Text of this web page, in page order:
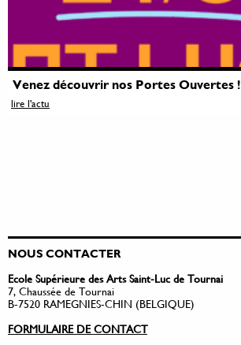
Venez découvrir nos Portes Ouvertes !
lire l'actu
NOUS CONTACTER
Ecole Supérieure des Arts Saint-Luc de Tournai
7, Chaussée de Tournai
B-7520 RAMEGNIES-CHIN (BELGIQUE)
FORMULAIRE DE CONTACT